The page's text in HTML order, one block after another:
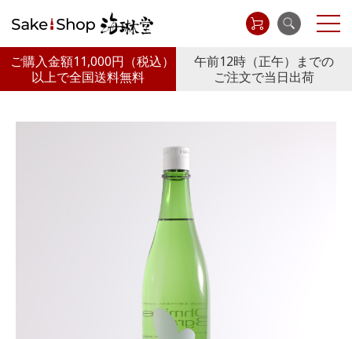
ご購入金額11,000円 （税込）
以上で全国送料無料
午前12時（正午）までの
ご注文で当日出荷